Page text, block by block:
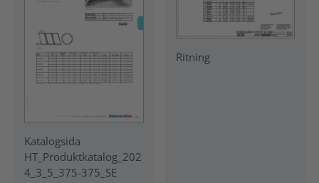
Katalogsida
HT_Produktkatalog_202
4_3_5_375-375_SE
Ritning